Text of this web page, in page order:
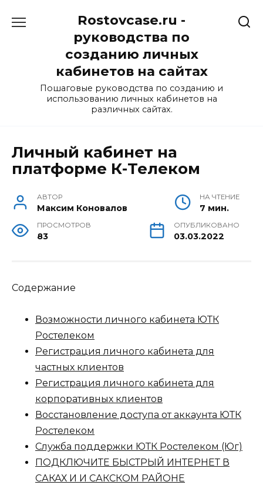
Rostovcase.ru -
руководства по
созданию личных
кабинетов на сайтах
Пошаговые руководства по созданию и
использованию личных кабинетов на
различных сайтах.
Личный кабинет на
платформе К-Телеком
АВТОР
Максим Коновалов
НА ЧТЕНИЕ
7 мин.
ПРОСМОТРОВ
83
ОПУБЛИКОВАНО
03.03.2022
Содержание
Возможности личного кабинета ЮТК
Ростелеком
Регистрация личного кабинета для
частных клиентов
Регистрация личного кабинета для
корпоративных клиентов
Восстановление доступа от аккаунта ЮТК
Ростелеком
Служба поддержки ЮТК Ростелеком (Юг)
ПОДКЛЮЧИТЕ БЫСТРЫЙ ИНТЕРНЕТ В
САКАХ И И САКСКОМ РАЙОНЕ